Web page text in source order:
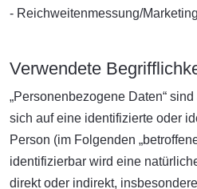
- Reichweitenmessung/Marketing
Verwendete
„Personenbezogene Daten“
sich auf eine identifizierte oder
Person (im Folgenden
identifizierbar wird eine
direkt oder indirekt,